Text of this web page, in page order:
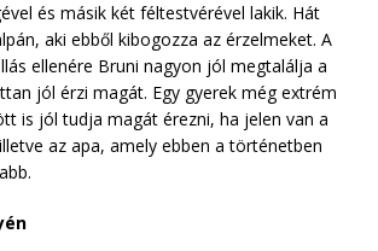
és másik két féltestvérével lakik. Hát
aki ebből kibogozza az érzelmeket. A
ellenére Bruni nagyon jól megtalálja a
jól érzi magát. Egy gyerek még extrém
is jól tudja magát érezni, ha jelen van a
az apa, amely ebben a történetben